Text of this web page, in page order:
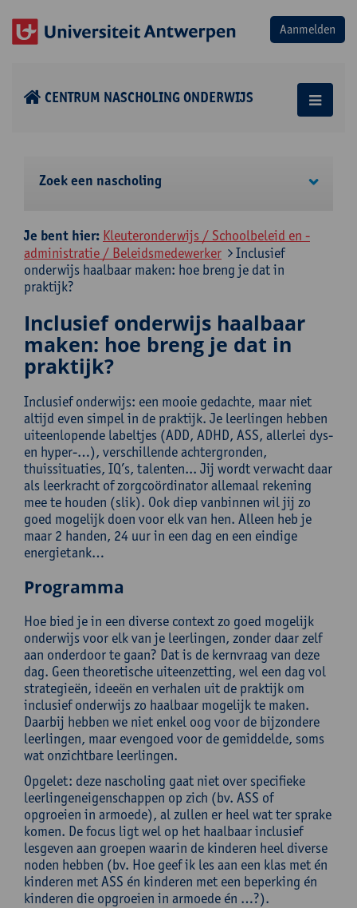
CENTRUM NASCHOLING ONDERWIJS
Zoek een nascholing
Je bent hier: Kleuteronderwijs / Schoolbeleid en -
administratie / Beleidsmedewerker
Inclusief
onderwijs haalbaar maken: hoe breng je dat in
praktijk?
Inclusief onderwijs haalbaar
maken: hoe breng je dat in
praktijk?
Inclusief onderwijs: een mooie gedachte, maar niet
altijd even simpel in de praktijk. Je leerlingen hebben
uiteenlopende labeltjes (ADD, ADHD, ASS, allerlei dys-
en hyper-…), verschillende achtergronden,
thuissituaties, IQ’s, talenten... Jij wordt verwacht daar
als leerkracht of zorgcoördinator allemaal rekening
mee te houden (slik). Ook diep vanbinnen wil jij zo
goed mogelijk doen voor elk van hen. Alleen heb je
maar 2 handen, 24 uur in een dag en een eindige
energietank…
Programma
Hoe bied je in een diverse context zo goed mogelijk
onderwijs voor elk van je leerlingen, zonder daar zelf
aan onderdoor te gaan? Dat is de kernvraag van deze
dag. Geen theoretische uiteenzetting, wel een dag vol
strategieën, ideeën en verhalen uit de praktijk om
inclusief onderwijs zo haalbaar mogelijk te maken.
Daarbij hebben we niet enkel oog voor de bijzondere
leerlingen, maar evengoed voor de gemiddelde, soms
wat onzichtbare leerlingen.
Opgelet: deze nascholing gaat niet over specifieke
leerlingeneigenschappen op zich (bv. ASS of
opgroeien in armoede), al zullen er heel wat ter sprake
komen. De focus ligt wel op het haalbaar inclusief
lesgeven aan groepen waarin de kinderen heel diverse
noden hebben (bv. Hoe geef ik les aan een klas met én
kinderen met ASS én kinderen met een beperking én
kinderen die opgroeien in armoede én …?).